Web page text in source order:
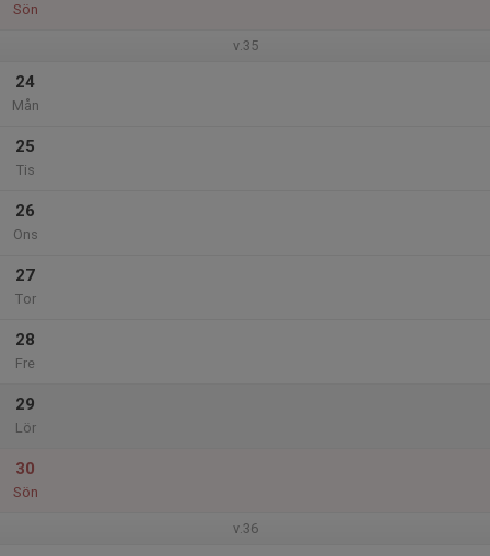
Sön
v.35
24
Mån
25
Tis
26
Ons
27
Tor
28
Fre
29
Lör
30
Sön
v.36